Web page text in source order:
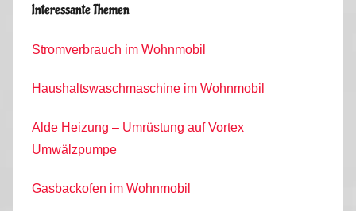
Interessante Themen
Stromverbrauch im Wohnmobil
Haushaltswaschmaschine im Wohnmobil
Alde Heizung – Umrüstung auf Vortex
Umwälzpumpe
Gasbackofen im Wohnmobil